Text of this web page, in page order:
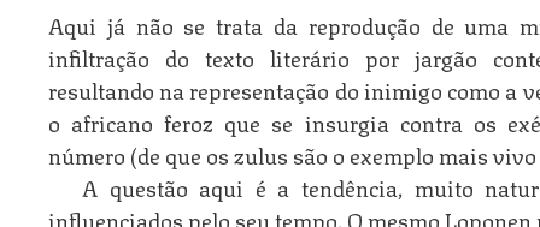
Aqui já não se trata da reprodução de uma
infiltração do texto literário por jargão
resultando na representação do inimigo como a
o africano feroz que se insurgia contra os
número (de que os zulus são o exemplo mais
A questão aqui é a tendência, muito
influenciados pelo seu tempo. O mesmo Loponen